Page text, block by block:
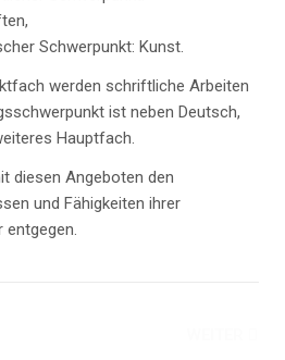
Schwerpunkt: Kunst.
werden schriftliche Arbeiten
ist neben Deutsch,
Hauptfach.
diesen Angeboten den
und Fähigkeiten ihrer
entgegen.